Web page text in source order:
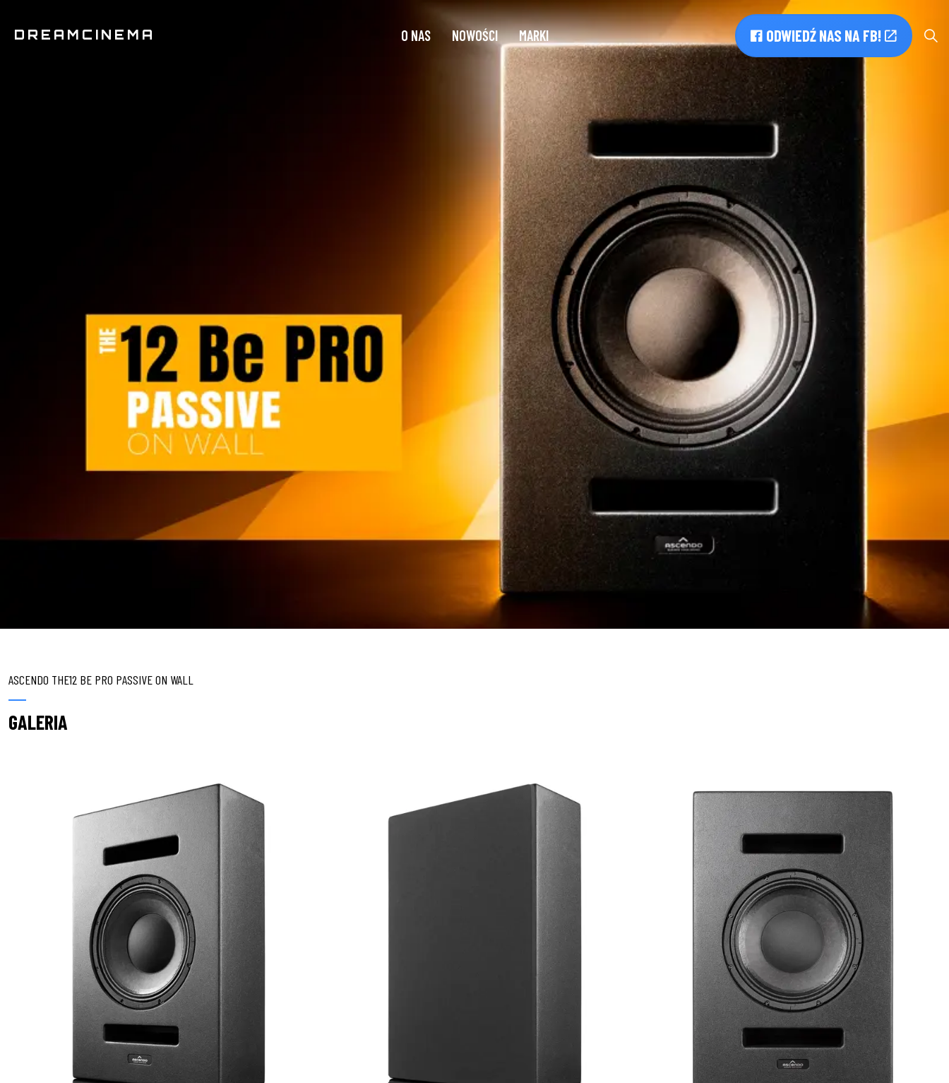
DREAMCINEMA O NAS NOWOŚCI MARKI ODWIEDŹ NAS NA FB!
ASCENDO THE12 BE PRO PASSIVE ON WALL
GALERIA